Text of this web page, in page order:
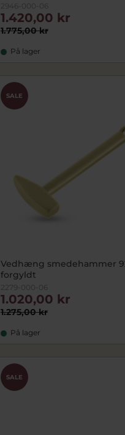
2946-000-06
1.775,00 kr
1.420,00 kr
På lager
SALE
Vedhæng smedehammer
forgyldt
2279-000-06
1.275,00 kr
1.020,00 kr
På lager
SALE